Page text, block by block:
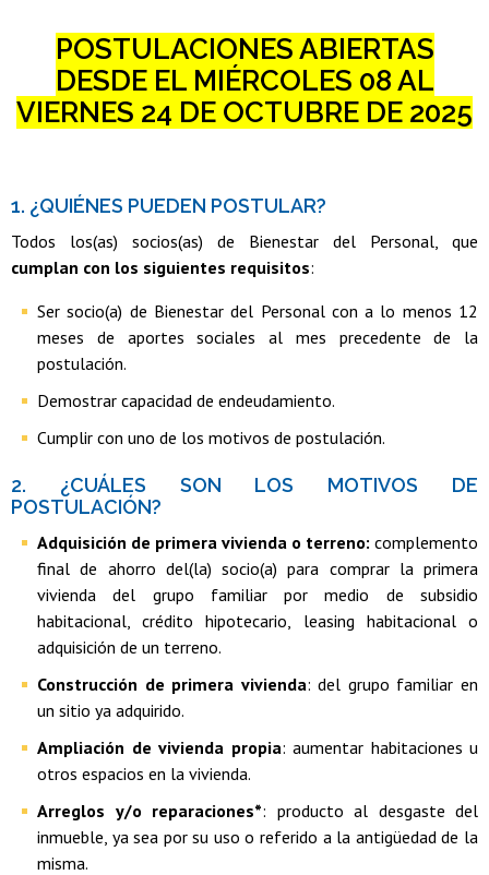
POSTULACIONES ABIERTAS
DESDE EL MIÉRCOLES 08 AL
VIERNES 24 DE OCTUBRE DE 2025
1. ¿QUIÉNES PUEDEN POSTULAR?
Todos los(as) socios(as) de Bienestar del Personal, que
cumplan con los siguientes requisitos:
Ser socio(a) de Bienestar del Personal con a lo menos 12
meses de aportes sociales al mes precedente de la
postulación.
Demostrar capacidad de endeudamiento.
Cumplir con uno de los motivos de postulación.
2. ¿CUÁLES SON LOS MOTIVOS DE
POSTULACIÓN?
​Adquisición de primera vivienda o terreno: complemento
final de ahorro del(la) socio(a) para comprar la primera
vivienda del grupo familiar por medio de subsidio
habitacional, crédito hipotecario, leasing habitacional o
adquisición de un terreno.
Construcción de primera vivienda: del grupo familiar en
un sitio ya adquirido.
Ampliación de vivienda propia: aumentar habitaciones u
otros espacios en la vivienda.
Arreglos y/o reparaciones*: producto al desgaste del
inmueble, ya sea por su uso o referido a la antigüedad de la
misma.